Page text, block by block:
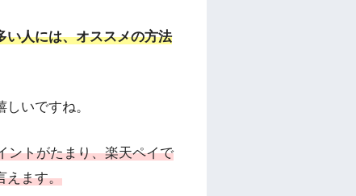
い人には、オススメの方法
いですね。
ントがたまり、楽天ペイで
えます。